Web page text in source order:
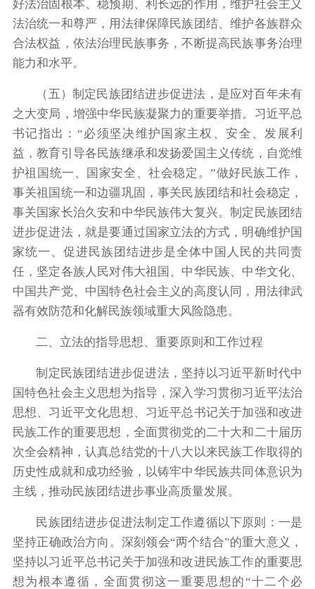
好法治固根本、稳预期、利长远的作用，维护社会主义
法治统一和尊严，用法律保障民族团结、维护各族群众
合法权益，依法治理民族事务，不断提高民族事务治理
能力和水平。
（五）制定民族团结进步促进法，是应对百年未有
之大变局，增强中华民族凝聚力的重要举措。习近平总
书记指出：“必须坚决维护国家主权、安全、发展利
益，教育引导各民族继承和发扬爱国主义传统，自觉维
护祖国统一、国家安全、社会稳定。”做好民族工作，
事关祖国统一和边疆巩固，事关民族团结和社会稳定，
事关国家长治久安和中华民族伟大复兴。制定民族团结
进步促进法，就是要通过国家立法的方式，明确维护国
家统一、促进民族团结进步是全体中国人民的共同责
任，坚定各族人民对伟大祖国、中华民族、中华文化、
中国共产党、中国特色社会主义的高度认同，用法律武
器有效防范和化解民族领域重大风险隐患。
二、立法的指导思想、重要原则和工作过程
制定民族团结进步促进法，坚持以习近平新时代中
国特色社会主义思想为指导，深入学习贯彻习近平法治
思想、习近平文化思想、习近平总书记关于加强和改进
民族工作的重要思想，全面贯彻党的二十大和二十届历
次全会精神，认真总结党的十八大以来民族工作取得的
历史性成就和成功经验，以铸牢中华民族共同体意识为
主线，推动民族团结进步事业高质量发展。
民族团结进步促进法制定工作遵循以下原则：一是
坚持正确政治方向。深刻领会“两个结合”的重大意义，
坚持以习近平总书记关于加强和改进民族工作的重要思
想为根本遵循，全面贯彻这一重要思想的“十二个必